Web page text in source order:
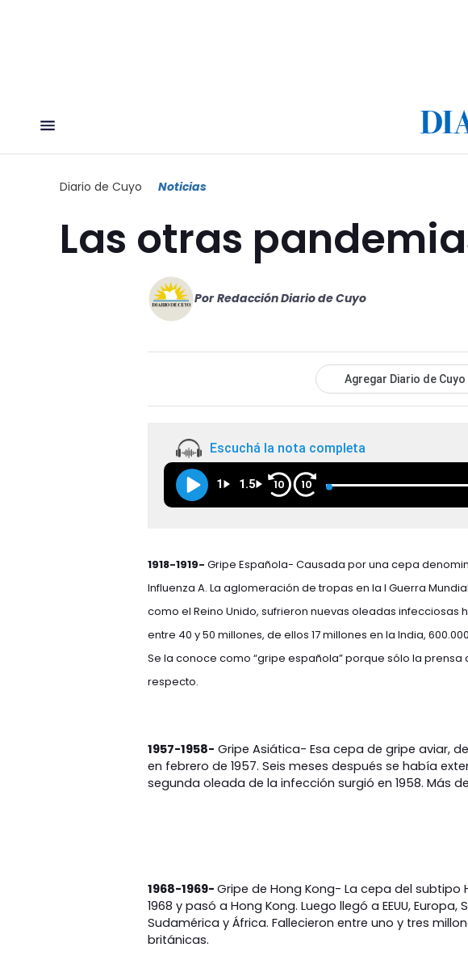
Diario de Cuyo Noticias
Las otras
Por Redacción Diario de Cuyo
Agregar Diario de Cuyo
Escuchá la nota completa
1 1.5 10 10
1918-1919- Gripe Española- Causada por una cepa
Influenza A. La aglomeración de tropas en la I Guerra
como el Reino Unido, sufrieron nuevas oleadas infecciosas
entre 40 y 50 millones, de ellos 17 millones en la India,
Se la conoce como “gripe española” porque sólo la
respecto.
1957-1958- Gripe Asiática- Esa cepa de gripe aviar,
en febrero de 1957. Seis meses después se había
segunda oleada de la infección surgió en 1958. Más
1968-1969-Gripe de Hong Kong- La cepa del subtipo
1968 y pasó a Hong Kong. Luego llegó a EEUU,
Sudamérica y África. Fallecieron entre uno y tres
británicas.